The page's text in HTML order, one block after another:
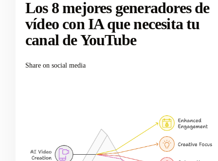
Los 8 mejores generadores de
vídeo con IA que necesita tu
canal de YouTube
Share on social media